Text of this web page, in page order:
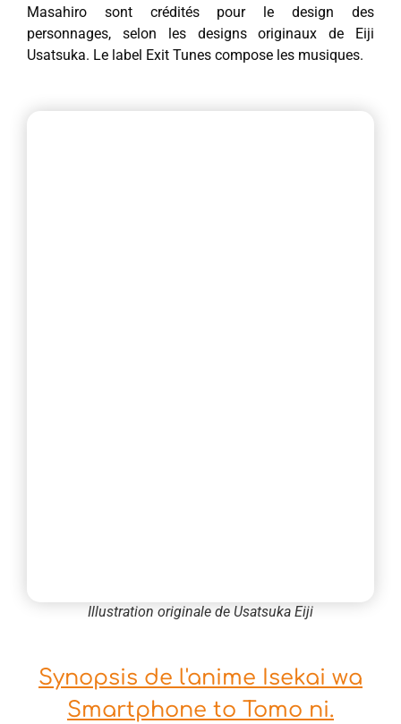
Masahiro sont crédités pour le design des
personnages, selon les designs originaux de Eiji
Usatsuka. Le label Exit Tunes compose les musiques.
Illustration originale de Usatsuka Eiji
Synopsis de l'anime Isekai wa
Smartphone to Tomo ni.